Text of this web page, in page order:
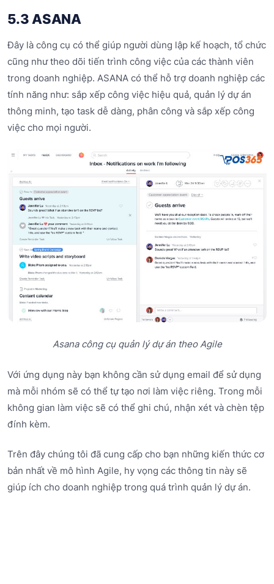
5.3 ASANA
Đây là công cụ có thể giúp người dùng lập kế hoạch, tổ chức
cũng như theo dõi tiến trình công việc của các thành viên
trong doanh nghiệp. ASANA có thể hỗ trợ doanh nghiệp các
tính năng như: sắp xếp công việc hiệu quả, quản lý dự án
thông minh, tạo task dễ dàng, phân công và sắp xếp công
việc cho mọi người.
Asana công cụ quản lý dự án theo Agile
Với ứng dụng này bạn không cần sử dụng email để sử dụng
mà mỗi nhóm sẽ có thể tự tạo nơi làm việc riêng. Trong mỗi
không gian làm việc sẽ có thể ghi chú, nhận xét và chèn tệp
đính kèm.
Trên đây chúng tôi đã cung cấp cho bạn những kiến thức cơ
bản nhất về mô hình Agile, hy vọng các thông tin này sẽ
giúp ích cho doanh nghiệp trong quá trình quản lý dự án.